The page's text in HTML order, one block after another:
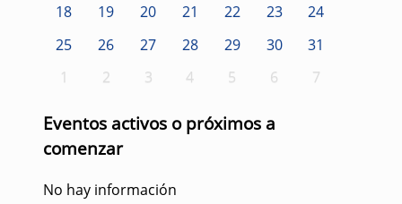
18
19 20 21 22 23
24
25
26 27 28 29 30
31
1
2 3 4 5 6 7
Eventos activos o próximos a
comenzar
No hay información